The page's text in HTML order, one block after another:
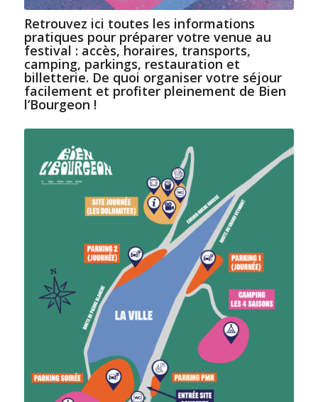
Retrouvez ici toutes les informations
pratiques pour préparer votre venue au
festival : accès, horaires, transports,
camping, parkings, restauration et
billetterie. De quoi organiser votre séjour
facilement et profiter pleinement de Bien
l’Bourgeon !